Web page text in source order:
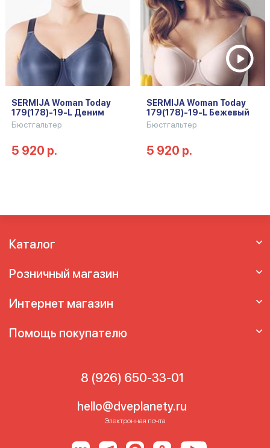
SERMIJA Woman Today
179(178)-19-L Деним
Бюстгальтер
5 920 р.
SERMIJA Woman Today
179(178)-19-L Бежевый
Бюстгальтер
5 920 р.
Каталог
Розничный магазин
Интернет магазин
Помощь покупателю
8 (926) 650-33-01
hello@dveplanety.ru
Электронная почта